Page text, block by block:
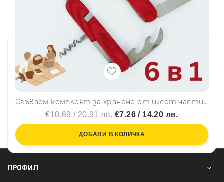
Сгъваем комплект за хранене от шест части, червен
€10.69 / 20.91 лв.€7.26 / 14.20 лв.
ДОБАВИ В КОЛИЧКА
ПРОФИЛ